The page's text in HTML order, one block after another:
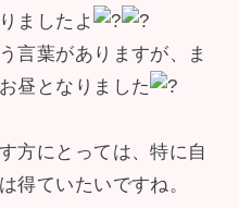
ましたよ
言葉がありますが、ま
昼となりました
方にとっては、特に自
得ていたいですね。